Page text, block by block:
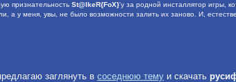
признательность St@lkeR{FoX}'y за родной инсталлятор игры,
а у меня, увы, не было возможности залить их заново. И,
заглянуть в соседнюю тему и скачать